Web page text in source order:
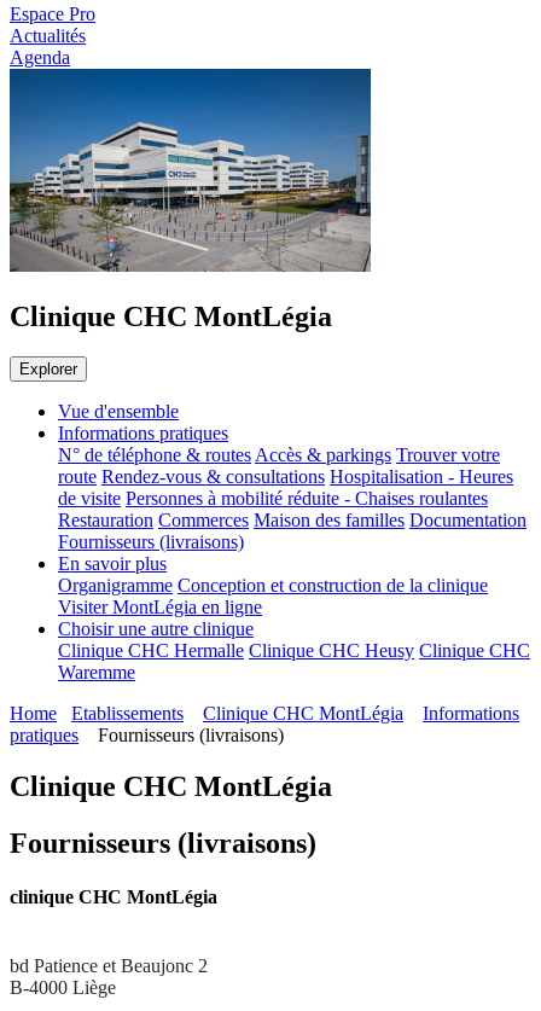
Espace Pro
Actualités
Agenda
Clinique CHC MontLégia
Explorer
Vue d'ensemble
Informations pratiques
N° de téléphone & routesAccès & parkings Trouver votre
route Rendez-vous & consultations Hospitalisation - Heures
de visite Personnes à mobilité réduite - Chaises roulantes
Restauration Commerces Maison des familles Documentation
Fournisseurs (livraisons)
En savoir plus
Organigramme Conception et construction de la clinique
Visiter MontLégia en ligne
Choisir une autre clinique
Clinique CHC Hermalle Clinique CHC Heusy Clinique CHC
Waremme
Home
Etablissements Clinique CHC MontLégia
Informations
pratiques
Fournisseurs (livraisons)
Clinique CHC MontLégia
Fournisseurs (livraisons)
clinique CHC MontLégia
bd Patience et Beaujonc 2
B-4000 Liège